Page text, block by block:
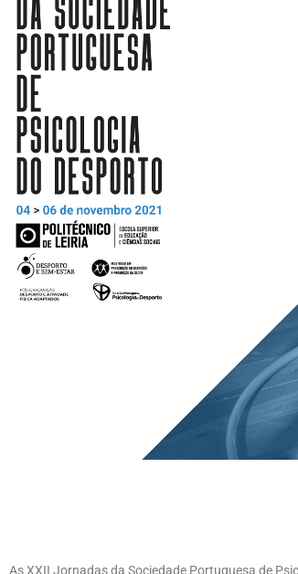
As XXII Jornadas da Sociedade Portuguesa de